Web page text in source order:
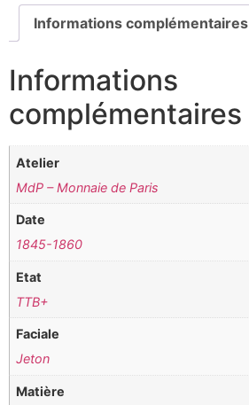
Informations complémentaires
Informations
complémentaires
Atelier
MdP – Monnaie de Paris
Date
1845-1860
Etat
TTB+
Faciale
Jeton
Matière